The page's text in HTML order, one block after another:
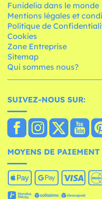
Funidelia dans le monde
Mentions légales et
Politique de
Cookies
Zone Entreprise
Sitemap
Qui sommes nous?
SUIVEZ-NOUS SUR:
MOYENS DE